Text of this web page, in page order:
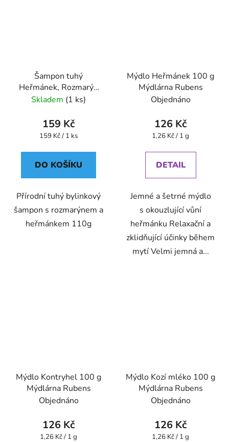
Šampon tuhý
Heřmánek, Rozmarýn
110 g Mýdlárna Rubens
Skladem (1 ks)
159 Kč
Měrná
159 Kč / 1 ks
DO KOŠÍKU
Přírodní tuhý bylinkový
šampon s rozmarýnem a
heřmánkem 110g
Mýdlo Heřmánek 100 g
Mýdlárna Rubens
Objednáno
126 Kč
Měrná
1,26 Kč / 1 g
DETAIL
Jemné a šetrné mýdlo
s okouzlující vůní
heřmánku Relaxační a
zklidňující účinky během
mytí Velmi jemná a...
Mýdlo Kontryhel 100 g
Mýdlárna Rubens
Objednáno
126 Kč
Měrná
1,26 Kč / 1 g
Mýdlo Kozí mléko 100 g
Mýdlárna Rubens
Objednáno
126 Kč
Měrná
1,26 Kč / 1 g